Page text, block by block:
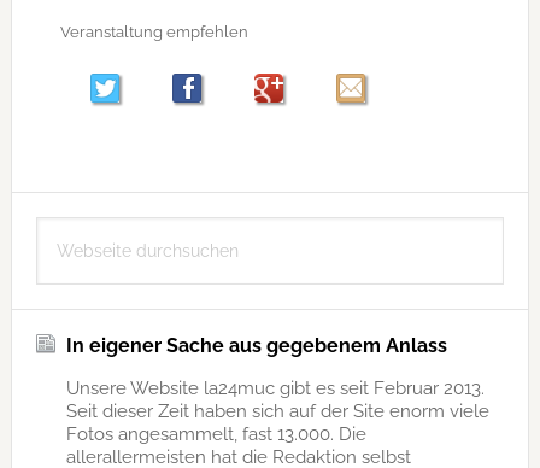
Veranstaltung empfehlen
Seitenspalte
durchsuchen
In eigener Sache aus gegebenem Anlass
Unsere Website la24muc gibt es seit Februar 2013.
Seit dieser Zeit haben sich auf der Site enorm viele
Fotos angesammelt, fast 13.000. Die
allerallermeisten hat die Redaktion selbst